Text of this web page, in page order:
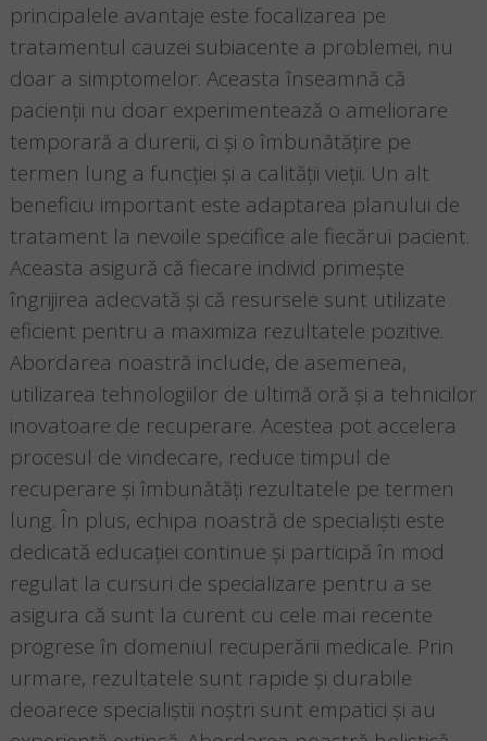
principalele avantaje este focalizarea pe
tratamentul cauzei subiacente a problemei, nu
doar a simptomelor. Aceasta înseamnă că
pacienții nu doar experimentează o ameliorare
temporară a durerii, ci și o îmbunătățire pe
termen lung a funcției și a calității vieții. Un alt
beneficiu important este adaptarea planului de
tratament la nevoile specifice ale fiecărui pacient.
Aceasta asigură că fiecare individ primește
îngrijirea adecvată și că resursele sunt utilizate
eficient pentru a maximiza rezultatele pozitive.
Abordarea noastră include, de asemenea,
utilizarea tehnologiilor de ultimă oră și a tehnicilor
inovatoare de recuperare. Acestea pot accelera
procesul de vindecare, reduce timpul de
recuperare și îmbunătăți rezultatele pe termen
lung. În plus, echipa noastră de specialiști este
dedicată educației continue și participă în mod
regulat la cursuri de specializare pentru a se
asigura că sunt la curent cu cele mai recente
progrese în domeniul recuperării medicale. Prin
urmare, rezultatele sunt rapide și durabile
deoarece specialiștii noștri sunt empatici și au